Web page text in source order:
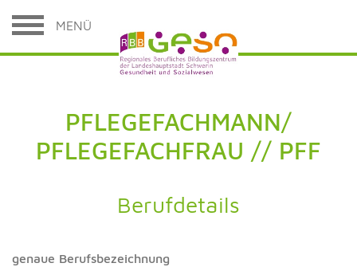
MENÜ
PFLEGEFACHMANN/
PFLEGEFACHFRAU // PFF
Berufdetails
genaue Berufsbezeichnung